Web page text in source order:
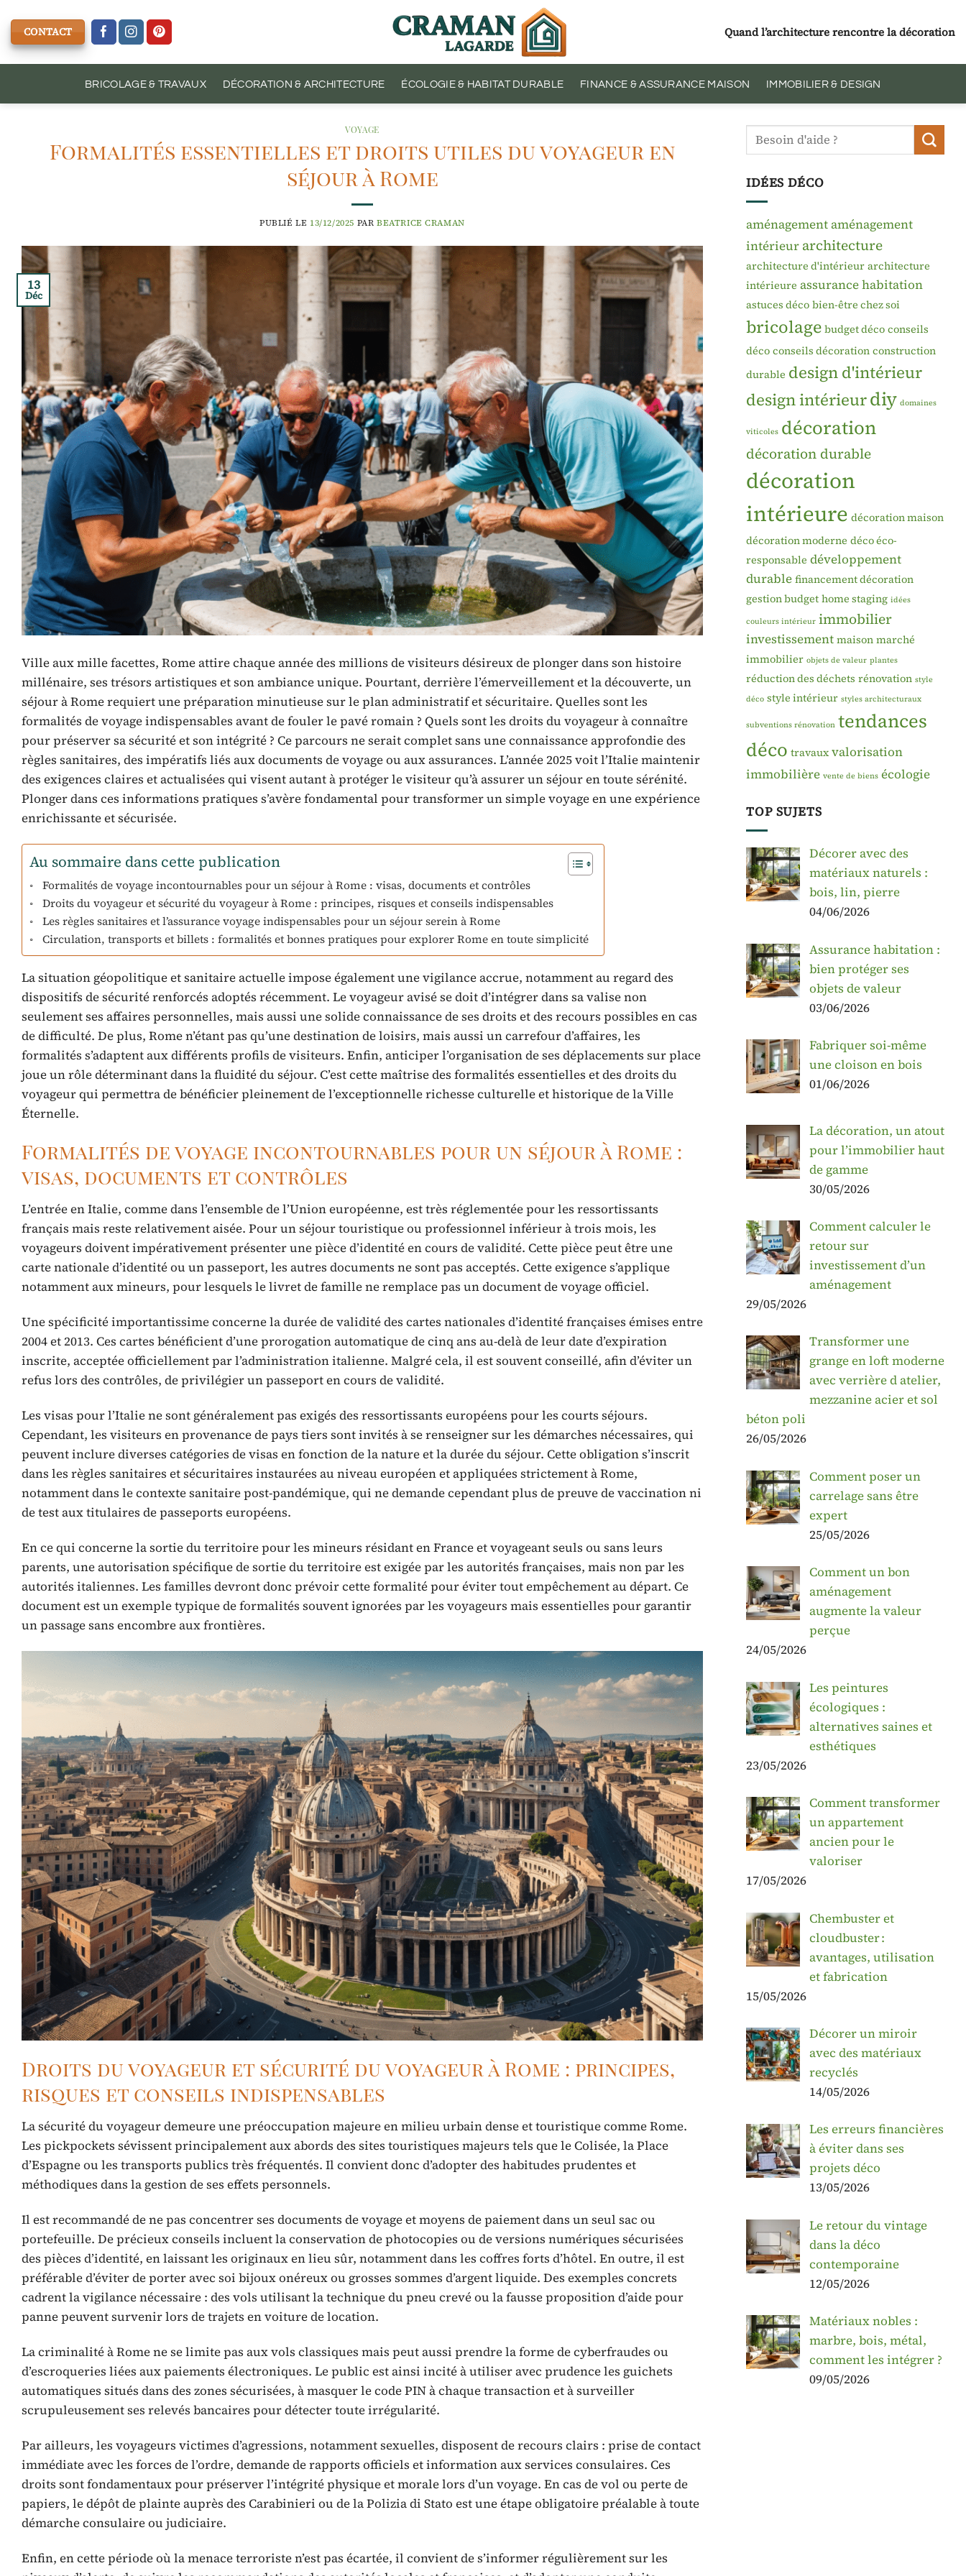
au
contenu
CONTACT Quand l’architecture rencontre la décoration
BRICOLAGE & TRAVAUX DÉCORATION & ARCHITECTURE ÉCOLOGIE & HABITAT DURABLE FINANCE & ASSURANCE MAISON IMMOBILIER & DESIGN
VOYAGE
Formalités essentielles et droits utiles du voyageur en
séjour à Rome
PUBLIÉ LE 13/12/2025 PAR BEATRICE CRAMAN
13
Déc
Ville aux mille facettes, Rome attire chaque année des millions de visiteurs désireux de plonger dans son histoire
millénaire, ses trésors artistiques et son ambiance unique. Pourtant, derrière l’émerveillement et la découverte, un
séjour à Rome requiert une préparation minutieuse sur le plan administratif et sécuritaire. Quelles sont les
formalités de voyage indispensables avant de fouler le pavé romain ? Quels sont les droits du voyageur à connaître
pour préserver sa sécurité et son intégrité ? Ce parcours ne serait complet sans une connaissance approfondie des
règles sanitaires, des impératifs liés aux documents de voyage ou aux assurances. L’année 2025 voit l’Italie maintenir
des exigences claires et actualisées qui visent autant à protéger le visiteur qu’à assurer un séjour en toute sérénité.
Plonger dans ces informations pratiques s’avère fondamental pour transformer un simple voyage en une expérience
enrichissante et sécurisée.
Au sommaire dans cette publication
Formalités de voyage incontournables pour un séjour à Rome : visas, documents et contrôles
Droits du voyageur et sécurité du voyageur à Rome : principes, risques et conseils indispensables
Les règles sanitaires et l’assurance voyage indispensables pour un séjour serein à Rome
Circulation, transports et billets : formalités et bonnes pratiques pour explorer Rome en toute simplicité
La situation géopolitique et sanitaire actuelle impose également une vigilance accrue, notamment au regard des
dispositifs de sécurité renforcés adoptés récemment. Le voyageur avisé se doit d’intégrer dans sa valise non
seulement ses affaires personnelles, mais aussi une solide connaissance de ses droits et des recours possibles en cas
de difficulté. De plus, Rome n’étant pas qu’une destination de loisirs, mais aussi un carrefour d’affaires, les
formalités s’adaptent aux différents profils de visiteurs. Enfin, anticiper l’organisation de ses déplacements sur place
joue un rôle déterminant dans la fluidité du séjour. C’est cette maîtrise des formalités essentielles et des droits du
voyageur qui permettra de bénéficier pleinement de l’exceptionnelle richesse culturelle et historique de la Ville
Éternelle.
Formalités de voyage incontournables pour un séjour à Rome :
visas, documents et contrôles
L’entrée en Italie, comme dans l’ensemble de l’Union européenne, est très réglementée pour les ressortissants
français mais reste relativement aisée. Pour un séjour touristique ou professionnel inférieur à trois mois, les
voyageurs doivent impérativement présenter une pièce d’identité en cours de validité. Cette pièce peut être une
carte nationale d’identité ou un passeport, les autres documents ne sont pas acceptés. Cette exigence s’applique
notamment aux mineurs, pour lesquels le livret de famille ne remplace pas un document de voyage officiel.
Une spécificité importantissime concerne la durée de validité des cartes nationales d’identité françaises émises entre
2004 et 2013. Ces cartes bénéficient d’une prorogation automatique de cinq ans au-delà de leur date d’expiration
inscrite, acceptée officiellement par l’administration italienne. Malgré cela, il est souvent conseillé, afin d’éviter un
refus lors des contrôles, de privilégier un passeport en cours de validité.
Les visas pour l’Italie ne sont généralement pas exigés des ressortissants européens pour les courts séjours.
Cependant, les visiteurs en provenance de pays tiers sont invités à se renseigner sur les démarches nécessaires, qui
peuvent inclure diverses catégories de visas en fonction de la nature et la durée du séjour. Cette obligation s’inscrit
dans les règles sanitaires et sécuritaires instaurées au niveau européen et appliquées strictement à Rome,
notamment dans le contexte sanitaire post-pandémique, qui ne demande cependant plus de preuve de vaccination ni
de test aux titulaires de passeports européens.
En ce qui concerne la sortie du territoire pour les mineurs résidant en France et voyageant seuls ou sans leurs
parents, une autorisation spécifique de sortie du territoire est exigée par les autorités françaises, mais non par les
autorités italiennes. Les familles devront donc prévoir cette formalité pour éviter tout empêchement au départ. Ce
document est un exemple typique de formalités souvent ignorées par les voyageurs mais essentielles pour garantir
un passage sans encombre aux frontières.
Droits du voyageur et sécurité du voyageur à Rome : principes,
risques et conseils indispensables
La sécurité du voyageur demeure une préoccupation majeure en milieu urbain dense et touristique comme Rome.
Les pickpockets sévissent principalement aux abords des sites touristiques majeurs tels que le Colisée, la Place
d’Espagne ou les transports publics très fréquentés. Il convient donc d’adopter des habitudes prudentes et
méthodiques dans la gestion de ses effets personnels.
Il est recommandé de ne pas concentrer ses documents de voyage et moyens de paiement dans un seul sac ou
portefeuille. De précieux conseils incluent la conservation de photocopies ou de versions numériques sécurisées
des pièces d’identité, en laissant les originaux en lieu sûr, notamment dans les coffres forts d’hôtel. En outre, il est
préférable d’éviter de porter avec soi bijoux onéreux ou grosses sommes d’argent liquide. Des exemples concrets
cadrent la vigilance nécessaire : des vols utilisant la technique du pneu crevé ou la fausse proposition d’aide pour
panne peuvent survenir lors de trajets en voiture de location.
La criminalité à Rome ne se limite pas aux vols classiques mais peut aussi prendre la forme de cyberfraudes ou
d’escroqueries liées aux paiements électroniques. Le public est ainsi incité à utiliser avec prudence les guichets
automatiques situés dans des zones sécurisées, à masquer le code PIN à chaque transaction et à surveiller
scrupuleusement ses relevés bancaires pour détecter toute irrégularité.
Par ailleurs, les voyageurs victimes d’agressions, notamment sexuelles, disposent de recours clairs : prise de contact
immédiate avec les forces de l’ordre, demande de rapports officiels et information aux services consulaires. Ces
droits sont fondamentaux pour préserver l’intégrité physique et morale lors d’un voyage. En cas de vol ou perte de
papiers, le dépôt de plainte auprès des Carabinieri ou de la Polizia di Stato est une étape obligatoire préalable à toute
démarche consulaire ou judiciaire.
Enfin, en cette période où la menace terroriste n’est pas écartée, il convient de s’informer régulièrement sur les
IDÉES DÉCO
aménagementaménagement
intérieur architecture
architecture d'intérieur architecture
intérieure assurance habitation
astuces déco bien-être chez soi
bricolage budget déco conseils
déco conseils décoration construction
durable design d'intérieur
design intérieurdiy domaines
viticoles décoration
décoration durable
décoration
intérieure décoration maison
décoration moderne déco éco-
responsable développement
durable financement décoration
gestion budget home staging idées
couleurs intérieur immobilier
investissement maison marché
immobilier objets de valeur plantes
réduction des déchets rénovation style
déco style intérieur styles architecturaux
subventions rénovation tendances
déco travaux valorisation
immobilière vente de biens écologie
TOP SUJETS
Décorer avec des
matériaux naturels :
bois, lin, pierre
04/06/2026
Assurance habitation :
bien protéger ses
objets de valeur
03/06/2026
Fabriquer soi-même
une cloison en bois
01/06/2026
La décoration, un atout
pour l’immobilier haut
de gamme
30/05/2026
Comment calculer le
retour sur
investissement d’un
aménagement
29/05/2026
Transformer une
grange en loft moderne
avec verrière d atelier,
mezzanine acier et sol
béton poli
26/05/2026
Comment poser un
carrelage sans être
expert
25/05/2026
Comment un bon
aménagement
augmente la valeur
perçue
24/05/2026
Les peintures
écologiques :
alternatives saines et
esthétiques
23/05/2026
Comment transformer
un appartement
ancien pour le
valoriser
17/05/2026
Chembuster et
cloudbuster :
avantages, utilisation
et fabrication
15/05/2026
Décorer un miroir
avec des matériaux
recyclés
14/05/2026
Les erreurs financières
à éviter dans ses
projets déco
13/05/2026
Le retour du vintage
dans la déco
contemporaine
12/05/2026
Matériaux nobles :
marbre, bois, métal,
comment les intégrer ?
09/05/2026